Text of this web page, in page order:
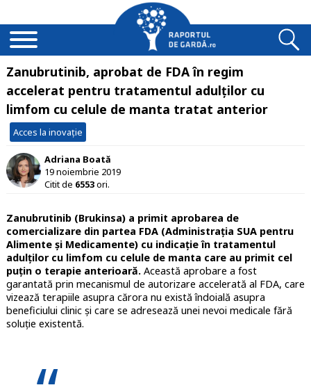
Zanubrutinib, aprobat de FDA în regim
accelerat pentru tratamentul adulților cu
limfom cu celule de manta tratat anterior
Acces la inovație
Adriana Boată
19 noiembrie 2019
Citit de 6553ori.
Zanubrutinib (Brukinsa) a primit aprobarea de
comercializare din partea FDA (Administrația SUA pentru
Alimente și Medicamente) cu indicație în tratamentul
adulților cu limfom cu celule de manta care au primit cel
puțin o terapie anterioară.Această aprobare a fost
garantată prin mecanismul de autorizare accelerată al FDA, care
vizează terapiile asupra cărora nu există îndoială asupra
beneficiului clinic și care se adresează unei nevoi medicale fără
soluție existentă.